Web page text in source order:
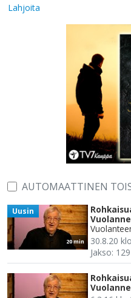
Lahjoita
AUTOMAATTINEN
20 min
Uusin
Vuolanne
30.8.20
Jakso: 129
Vuolanne